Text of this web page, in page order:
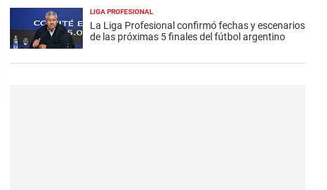
LIGA PROFESIONAL
La Liga Profesional confirmó fechas y escenarios
de las próximas 5 finales del fútbol argentino